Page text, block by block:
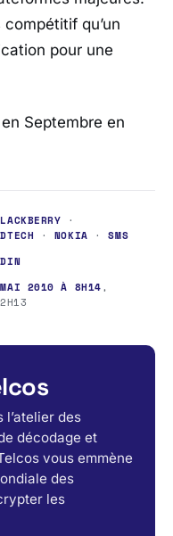
qu’un
pour une
Septembre en
·
· NOKIA ·SMS
2010 À 8H14,
l’atelier des
décodage et
vous emmène
des
les